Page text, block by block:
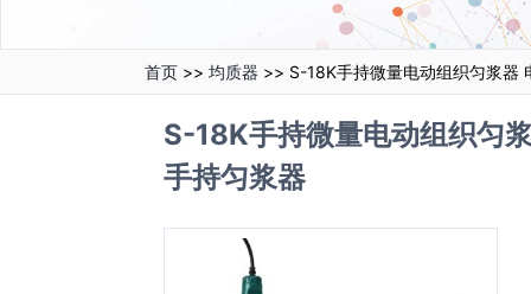
首页 >> 均质器 >> S-18K手持微量电动组织匀浆器
S-18K手持微量电动组织匀
手持匀浆器